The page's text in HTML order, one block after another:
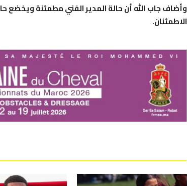
وأضاف جاب الله أن حالة المدير الفني مطمئنة ويخضع
الاطمئنان.